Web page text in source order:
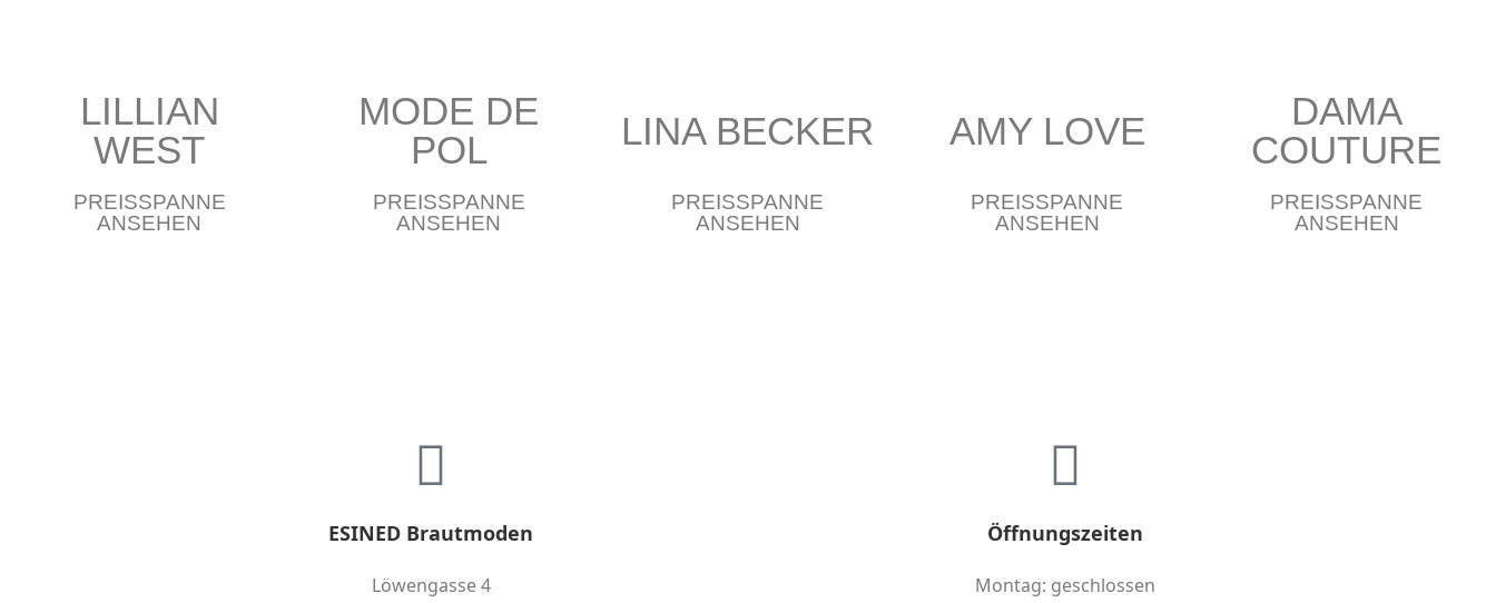
LILLIAN
WEST
PREISSPANNE
ANSEHEN
MODE DE
POL
PREISSPANNE
ANSEHEN
LINA BECKER
PREISSPANNE
ANSEHEN
AMY LOVE
PREISSPANNE
ANSEHEN
DAMA
COUTURE
PREISSPANNE
ANSEHEN
ESINED Brautmoden
Löwengasse 4
Öffnungszeiten
Montag: geschlossen